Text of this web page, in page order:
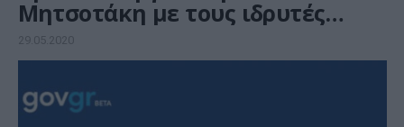
Μητσοτάκη με τους ιδρυτές
ελληνικών επιχειρήσεων
τεχνολογίας
29.05.2020